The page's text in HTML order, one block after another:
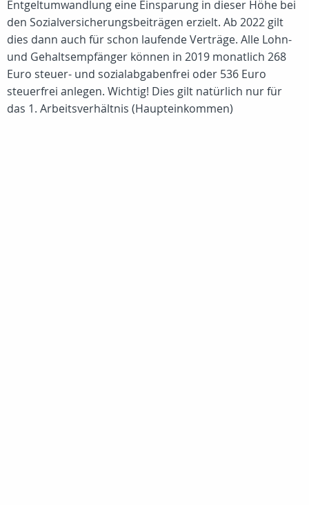
Entgeltumwandlung eine Einsparung in dieser Höhe bei
den Sozialversicherungsbeiträgen erzielt. Ab 2022 gilt
dies dann auch für schon laufende Verträge. Alle Lohn-
und Gehaltsempfänger können in 2019 monatlich 268
Euro steuer- und sozialabgabenfrei oder 536 Euro
steuerfrei anlegen. Wichtig! Dies gilt natürlich nur für
das 1. Arbeitsverhältnis (Haupteinkommen)